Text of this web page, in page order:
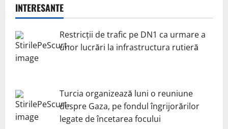
INTERESANTE
Restricții de trafic pe DN1 ca urmare a
unor lucrări la infrastructura rutieră
Turcia organizează luni o reuniune
despre Gaza, pe fondul îngrijorărilor
legate de încetarea focului